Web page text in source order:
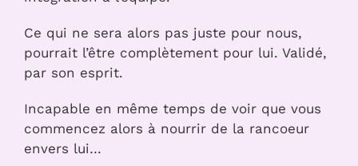
Ce qui ne sera alors pas juste pour nous,
pourrait l’être complètement pour lui. Validé,
par son esprit.
Incapable en même temps de voir que vous
commencez alors à nourrir de la rancoeur
envers lui…